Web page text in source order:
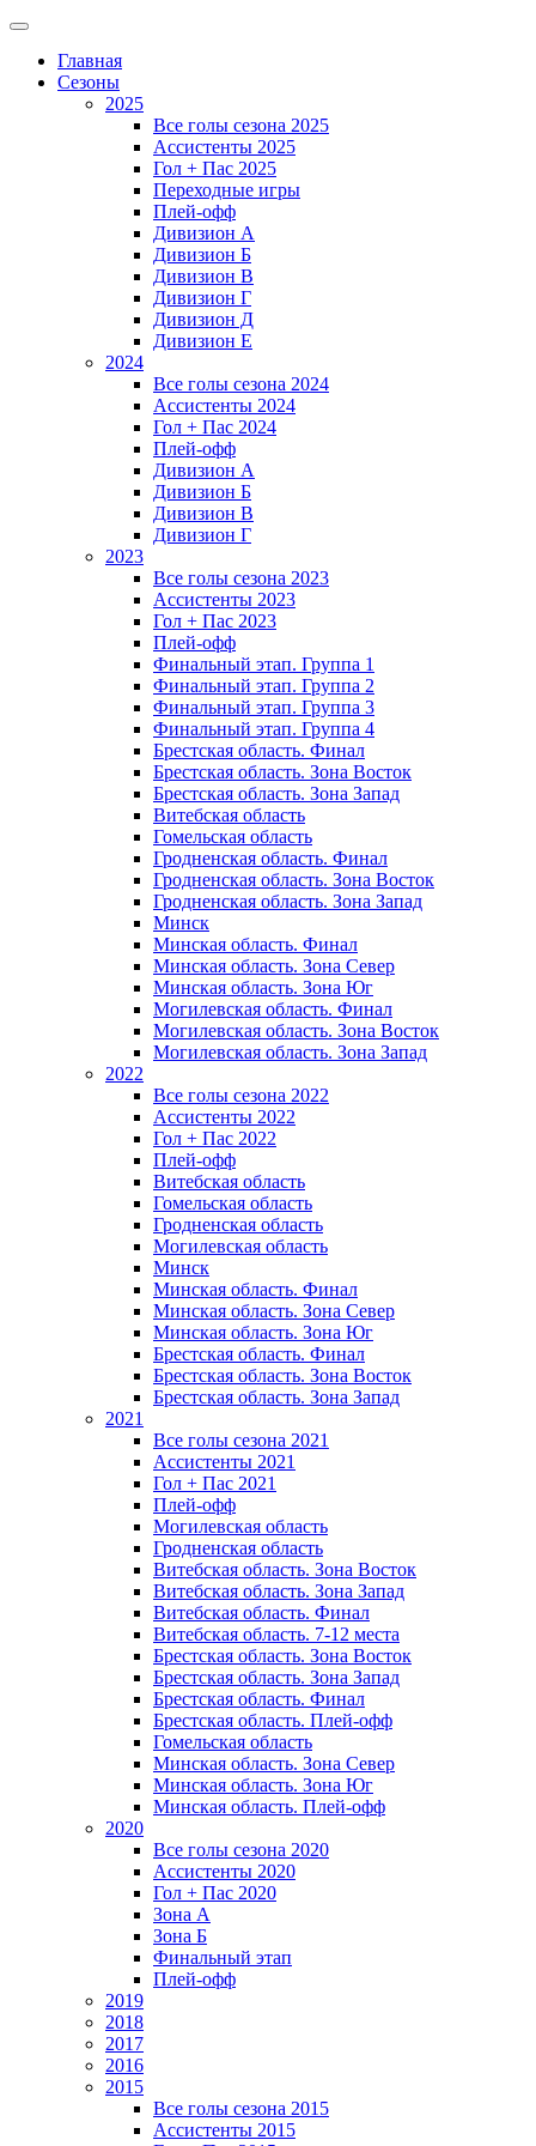
Главная
Сезоны
2025
Все голы сезона 2025
Ассистенты 2025
Гол + Пас 2025
Переходные игры
Плей-офф
Дивизион A
Дивизион Б
Дивизион В
Дивизион Г
Дивизион Д
Дивизион Е
2024
Все голы сезона 2024
Ассистенты 2024
Гол + Пас 2024
Плей-офф
Дивизион A
Дивизион Б
Дивизион В
Дивизион Г
2023
Все голы сезона 2023
Ассистенты 2023
Гол + Пас 2023
Плей-офф
Финальный этап. Группа 1
Финальный этап. Группа 2
Финальный этап. Группа 3
Финальный этап. Группа 4
Брестская область. Финал
Брестская область. Зона Восток
Брестская область. Зона Запад
Витебская область
Гомельская область
Гродненская область. Финал
Гродненская область. Зона Восток
Гродненская область. Зона Запад
Минск
Минская область. Финал
Минская область. Зона Север
Минская область. Зона Юг
Могилевская область. Финал
Могилевская область. Зона Восток
Могилевская область. Зона Запад
2022
Все голы сезона 2022
Ассистенты 2022
Гол + Пас 2022
Плей-офф
Витебская область
Гомельская область
Гродненская область
Могилевская область
Минск
Mинская область. Финал
Минская область. Зона Север
Минская область. Зона Юг
Брестская область. Финал
Брестская область. Зона Восток
Брестская область. Зона Запад
2021
Все голы сезона 2021
Ассистенты 2021
Гол + Пас 2021
Плей-офф
Могилевская область
Гродненская область
Витебская область. Зона Восток
Витебская область. Зона Запад
Витебская область. Финал
Витебская область. 7-12 места
Брестская область. Зона Восток
Брестская область. Зона Запад
Брестская область. Финал
Брестская область. Плей-офф
Гомельская область
Минская область. Зона Север
Минская область. Зона Юг
Минская область. Плей-офф
2020
Все голы сезона 2020
Ассистенты 2020
Гол + Пас 2020
Зона А
Зона Б
Финальный этап
Плей-офф
2019
2018
2017
2016
2015
Все голы сезона 2015
Ассистенты 2015